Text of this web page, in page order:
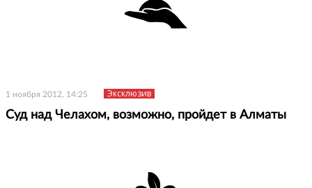
1 ноября 2012, 14:25 Эксклюзив
Суд над Челахом, возможно, пройдет в Алматы